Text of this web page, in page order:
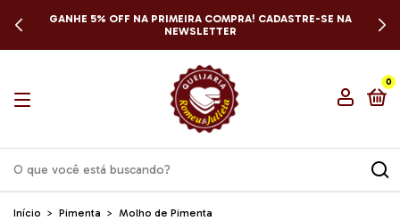
GANHE 5% OFF NA PRIMEIRA COMPRA! CADASTRE-SE NA
NEWSLETTER
0
Início > Pimenta > Molho de Pimenta